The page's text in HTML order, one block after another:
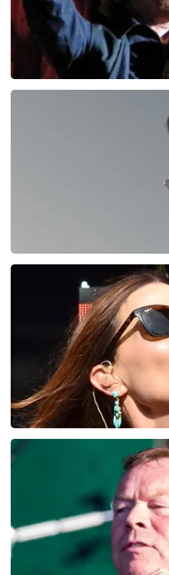
Fred Van Leer
195+reviews
BEKIJKEN
reviews
BEKIJKEN